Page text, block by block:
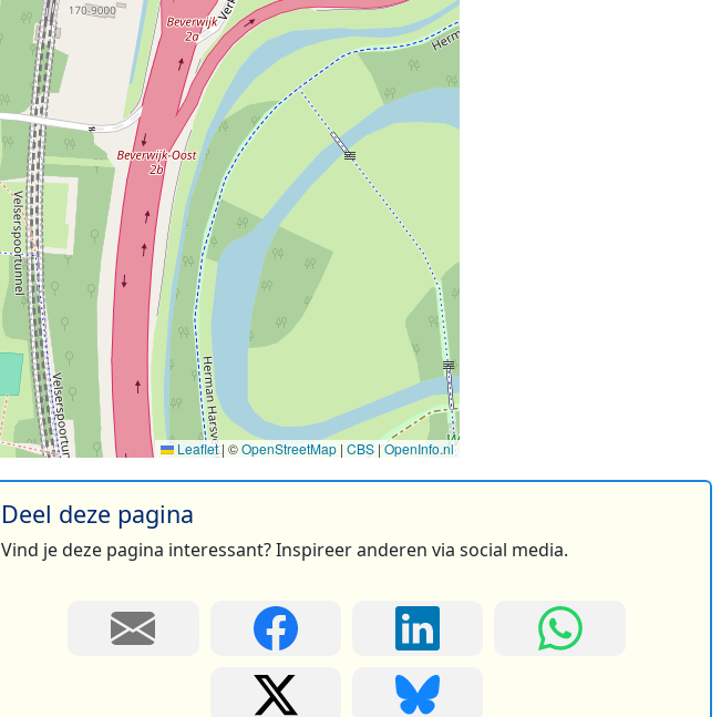
Leaflet | ©OpenStreetMap | CBS|OpenInfo.nl
Deel deze pagina
Vind je deze pagina interessant? Inspireer anderen via social media.